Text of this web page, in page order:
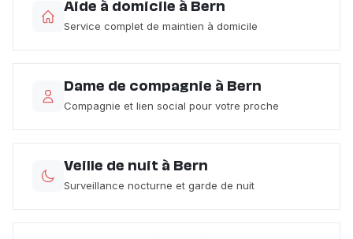
Aide à domicile à Bern
Service complet de maintien à domicile
Dame de compagnie à Bern
Compagnie et lien social pour votre proche
Veille de nuit à Bern
Surveillance nocturne et garde de nuit